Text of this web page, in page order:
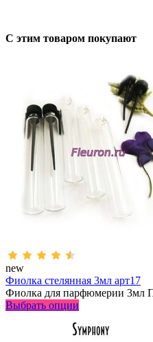
С этим товаром покупают
new
Фиолка стелянная 3мл арт17
Фиолка для парфюмерии 3мл
Выбрать опции